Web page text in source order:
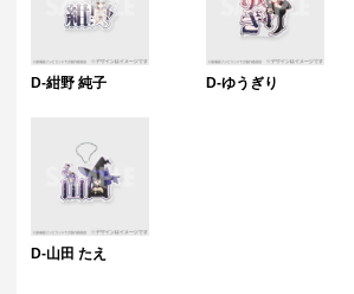
D-紺野 純子 D-ゆうぎり
D-山田 たえ